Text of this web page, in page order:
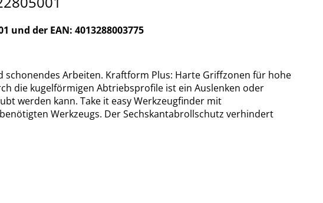
und der EAN: 4013288003775
Arbeiten. Kraftform Plus: Harte Griffzonen für hohe
die kugelförmigen Abtriebsprofile ist ein Auslenken oder
werden kann. Take it easy Werkzeugfinder mit
Werkzeugs. Der Sechskantabrollschutz verhindert